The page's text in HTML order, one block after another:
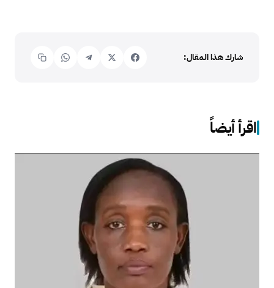
شارك هذا المقال:
اقرأ أيضاً